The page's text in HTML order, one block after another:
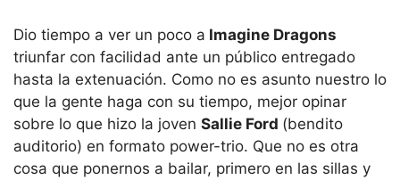
Dio tiempo a ver un poco a Imagine Dragons
triunfar con facilidad ante un público entregado
hasta la extenuación. Como no es asunto nuestro lo
que la gente haga con su tiempo, mejor opinar
sobre lo que hizo la joven Sallie Ford (bendito
auditorio) en formato power-trio. Que no es otra
cosa que ponernos a bailar, primero en las sillas y